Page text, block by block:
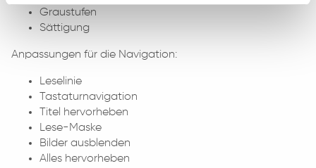
Graustufen
Sättigung
Anpassungen für die Navigation:
Leselinie
Tastaturnavigation
Titel hervorheben
Lese-Maske
Bilder ausblenden
Alles hervorheben